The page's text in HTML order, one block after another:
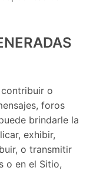
o
foros
brindarle la
exhibir,
o transmitir
o en el Sitio,